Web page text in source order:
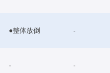
●整体放倒 -
- -